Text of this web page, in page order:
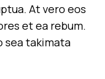
At vero eos
et ea rebum.
sea takimata